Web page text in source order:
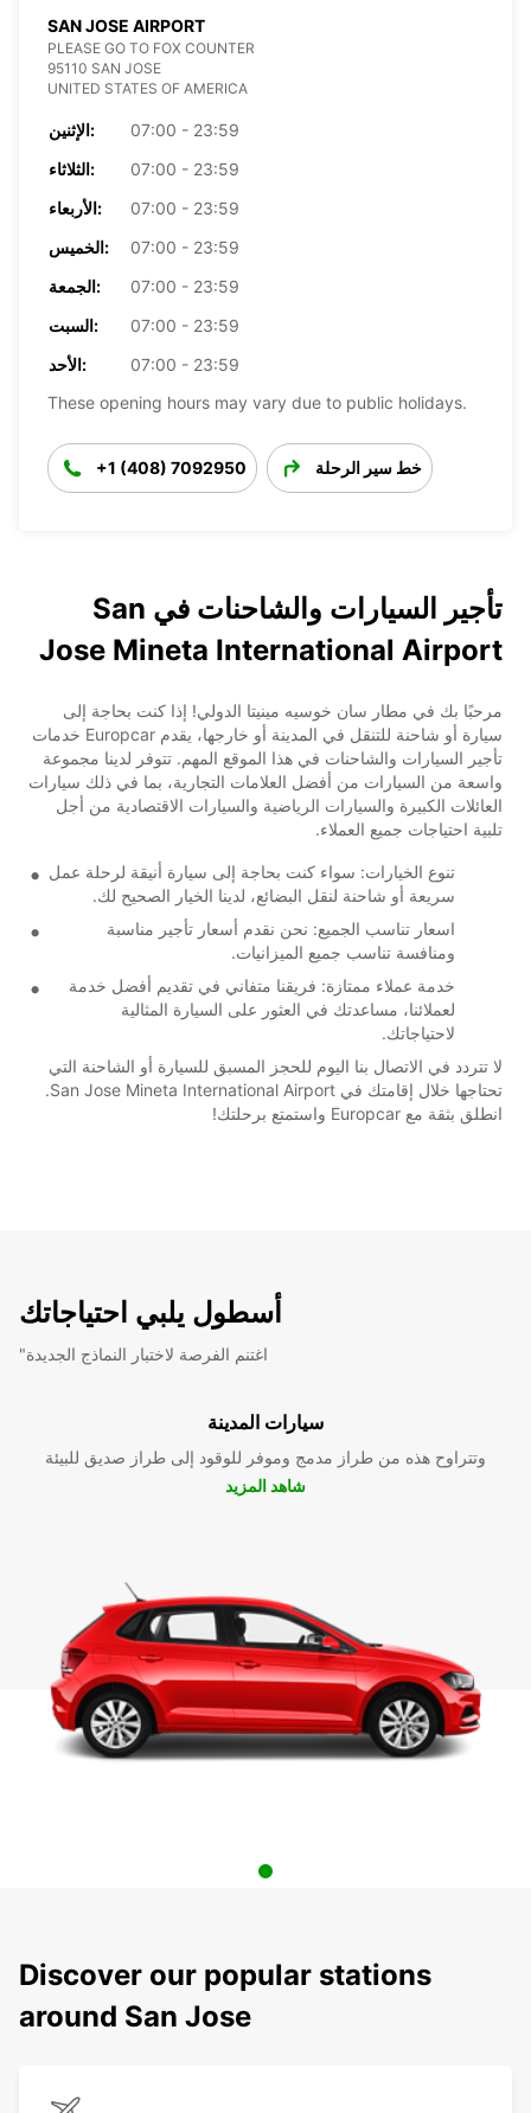
SAN JOSE AIRPORT
PLEASE GO TO FOX COUNTER
95110 SAN JOSE
UNITED STATES OF AMERICA
الإثنين:
07:00 - 23:59
الثلاثاء:
07:00 - 23:59
الأربعاء:
07:00 - 23:59
الخميس:
07:00 - 23:59
الجمعة:
07:00 - 23:59
السبت:
07:00 - 23:59
الأحد:
07:00 - 23:59
These opening hours may vary due to public holidays.
+1 (408) 7092950 خط سير الرحلة
تأجير السيارات والشاحنات في San
Jose Mineta International Airport
مرحبًا بك في مطار سان خوسيه مينيتا الدولي! إذا كنت بحاجة إلى
سيارة أو شاحنة للتنقل في المدينة أو خارجها، يقدم Europcar خدمات
تأجير السيارات والشاحنات في هذا الموقع المهم. تتوفر لدينا مجموعة
واسعة من السيارات من أفضل العلامات التجارية، بما في ذلك سيارات
العائلات الكبيرة والسيارات الرياضية والسيارات الاقتصادية من أجل
تلبية احتياجات جميع العملاء.
تنوع الخيارات: سواء كنت بحاجة إلى سيارة أنيقة لرحلة عمل
سريعة أو شاحنة لنقل البضائع، لدينا الخيار الصحيح لك.
اسعار تناسب الجميع: نحن نقدم أسعار تأجير مناسبة
ومنافسة تناسب جميع الميزانيات.
خدمة عملاء ممتازة: فريقنا متفاني في تقديم أفضل خدمة
لعملائنا، مساعدتك في العثور على السيارة المثالية
لاحتياجاتك.
لا تتردد في الاتصال بنا اليوم للحجز المسبق للسيارة أو الشاحنة التي
تحتاجها خلال إقامتك في San Jose Mineta International Airport.
انطلق بثقة مع Europcar واستمتع برحلتك!
أسطول يلبي احتياجاتك
"اغتنم الفرصة لاختبار النماذج الجديدة
سيارات المدينة
وتتراوح هذه من طراز مدمج وموفر للوقود إلى طراز صديق للبيئة
شاهد المزيد
Discover our popular stations
around San Jose